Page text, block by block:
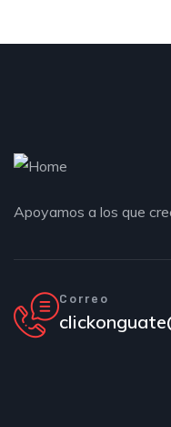
Apoyamos a los que
Correo